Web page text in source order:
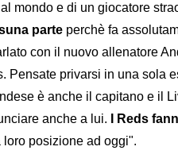
mondo e di un giocatore
parte perchè fa
con il nuovo allenatore
Pensate privarsi in una sola
è anche il capitano e il
anche a lui.
I Reds
loro posizione ad oggi".